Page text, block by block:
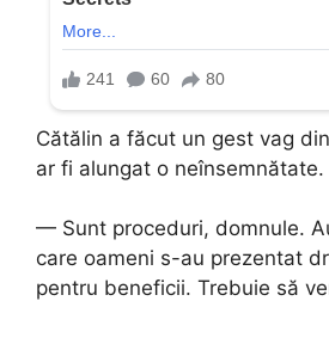
Cătălin a făcut un gest vag
ar fi alungat o neînsemnătate.
— Sunt proceduri, domnule.
care oameni s-au prezentat
pentru beneficii. Trebuie să